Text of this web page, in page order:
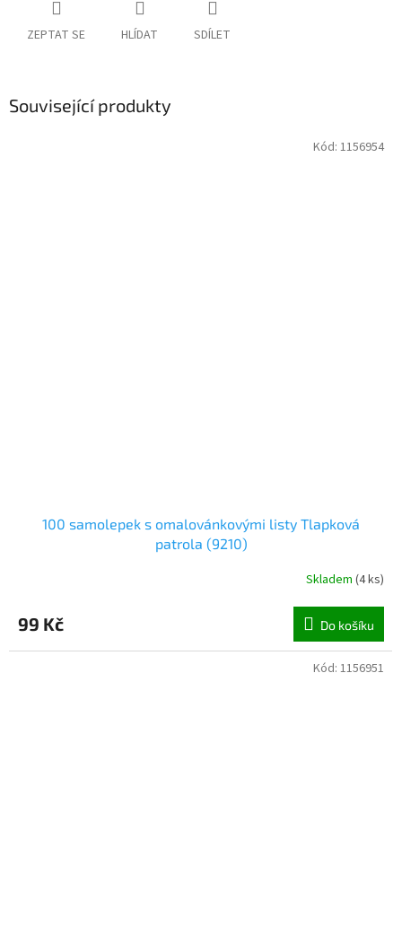
ZEPTAT SE HLÍDAT SDÍLET
Související produkty
100 samolepek s omalovánkovými listy Tlapková
patrola (9210)
Skladem (4 ks)
99 Kč Do košíku
Kód: 1156954
Kód: 1156951